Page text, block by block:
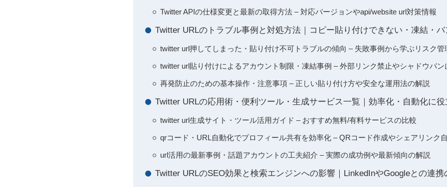
Twitter APIの仕様変更と最新の取得方法 – 対応バージョンやapi/website url対策情報
Twitter URLのトラブル事例と対処方法｜コピー貼り付けできない・凍結・バ
twitter url押してしまった・貼り付け不可トラブルの傾向 – 失敗事例から学ぶリスク管
twitter url貼り付けによるアカウント制限・凍結事例 – 外部リンク禁止やシャドウバン
再発防止のための基本操作・注意事項 – 正しい貼り付け方や安全な運用法の解説
Twitter URLの応用術・便利ツール・生成サービス一覧｜効率化・自動化に
twitter url生成サイト・ツール活用ガイド – おすすめ無料/有料サービスの比較
qrコード・URL自動化でプロフィール共有を効率化 – QRコード作成やシェアリンク
url活用の最新事例・話題アカウントの工夫紹介 – 実際の成功例や最新傾向の解説
Twitter URLのSEO効果と検索エンジンへの影響｜LinkedInやGoogleとの連携